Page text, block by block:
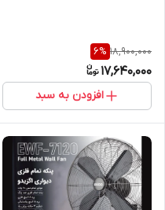
18,900,000
6%
17,640,000
افزودن به سبد